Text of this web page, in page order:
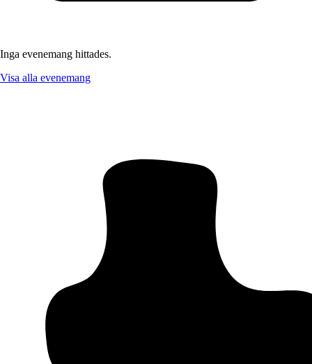
Inga evenemang hittades.
Visa alla evenemang